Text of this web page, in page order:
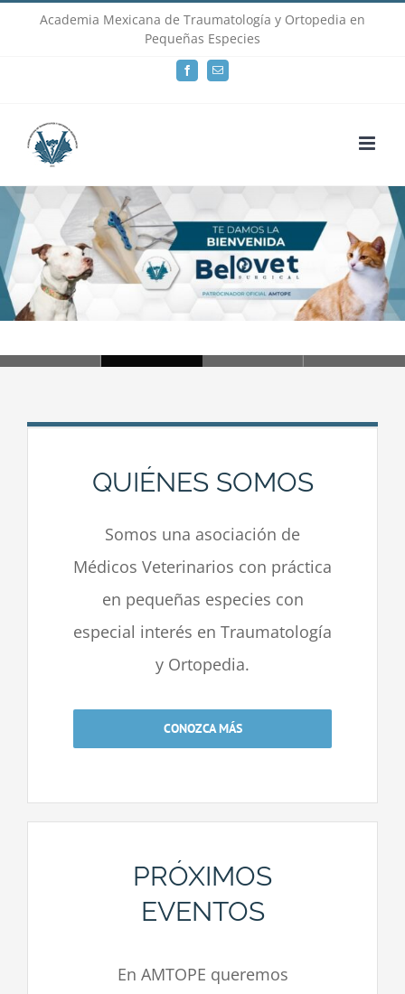
Academia Mexicana de Traumatología y Ortopedia en
Pequeñas Especies
FacebookEmail
Loading...
QUIÉNES SOMOS
Somos una asociación de
Médicos Veterinarios con práctica
en pequeñas especies con
especial interés en Traumatología
y Ortopedia.
CONOZCA MÁS
PRÓXIMOS
EVENTOS
En AMTOPE queremos